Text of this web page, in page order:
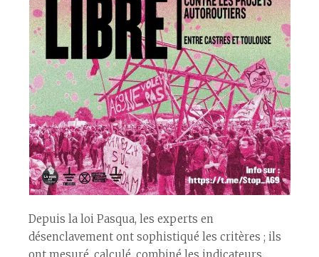
Depuis la loi Pasqua, les experts en
désenclavement ont sophistiqué les critères ; ils
ont mesuré, calculé, combiné les indicateurs,